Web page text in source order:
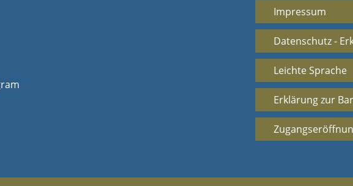
Impressum
Datenschutz -
Leichte Sprache
Erklärung zur